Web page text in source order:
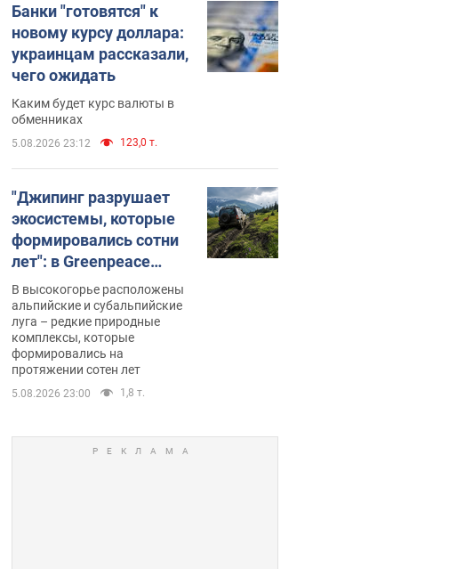
Банки "готовятся" к
новому курсу доллара:
украинцам рассказали,
чего ожидать
Каким будет курс валюты в
обменниках
5.08.2026 23:12 123,0 т.
"Джипинг разрушает
экосистемы, которые
формировались сотни
лет": в Greenpeace
забили тревогу
В высокогорье расположены
альпийские и субальпийские
луга – редкие природные
комплексы, которые
формировались на
протяжении сотен лет
5.08.2026 23:00 1,8 т.